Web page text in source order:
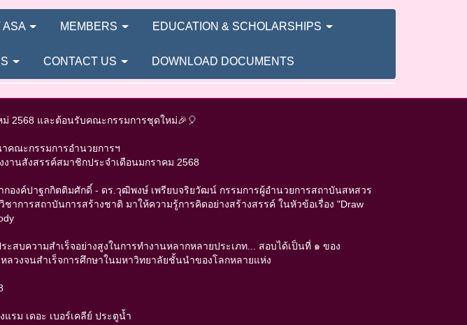
ASA MEMBERS EDUCATION & SCHOLARSHIPS
CONTACT US DOWNLOAD DOCUMENTS
ม่ 2568 และต้อนรับคณะกรรมการชุดใหม่🎉🎈
คณะกรรมการอำนวยการฯ
งานสังสรรค์สมาชิกประจำเดือนมกราคม 2568
กองค์ปาฐกกิตติมศักดิ์ - ดร.วุฒิพงษ์ เพรียบจริยวัฒน์ กรรมการผู้อำนวยการสถาบันสหสวร
าการสถาบันการสร้างชาติ มาให้ความรู้การคิดอย่างสร้างสรรค์ ในหัวข้อเรื่อง "Draw
สบความสำเร็จอย่างสูงในการทำงานหลากหลายประเภท... สอบได้เป็นที่ ๑ ของ
ลวงจนสำเร็จการศึกษาในมหาวิทยาลัยชั้นนำของโลกหลายแห่ง
รม เดอะ เบอร์เคลีย์ ประตูน้ำ